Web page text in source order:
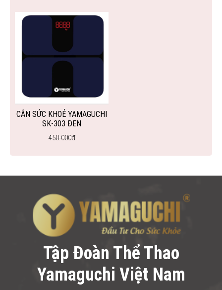
CÂN SỨC KHOẺ YAMAGUCHI
SK-303 ĐEN
450.000đ
Tập Đoàn Thể Thao
Yamaguchi Việt Nam